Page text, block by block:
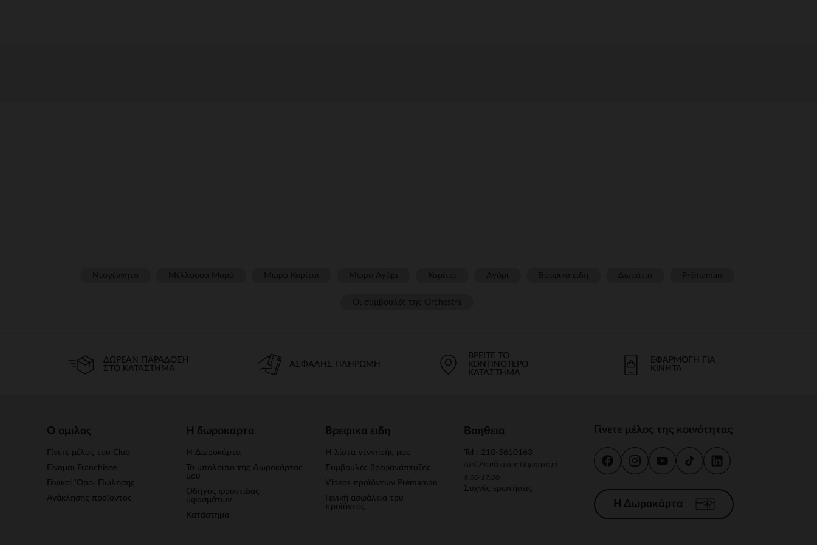
ΔΩΡΕΆΝ ΠΑΡΆΔΟΣΗ
ΣΤΟ ΚΑΤΆΣΤΗΜΑ
ΑΣΦΑΛΉΣ ΠΛΗΡΩΜΉ
ΒΡΕΊΤΕ ΤΟ
ΚΟΝΤΙΝΌΤΕΡΟ
ΚΑΤΆΣΤΗΜΑ
ΕΦΑΡΜΟΓΉ ΓΙΑ
ΚΙΝΗΤΆ
Ο ομιλος
Γίνετε μέλος του Club
Γίνομαι Franchisee
Γενικοί 'Οροι Πώλησης
Ανάκλησης προϊόντος
Η δωροκαρτα
Η Δωροκάρτα
Το υπόλοιπο της Δωροκάρτας
μου
Οδηγός φροντίδας
υφασμάτων
Κατάστημα
Βρεφικα ειδη
Η λίστα γέννησής μου
Συμβουλές βρεφανάπτυξης
Videos προϊόντων Prémaman
Γενική ασφάλεια του
προϊόντος
Βοηθεια
Tel : 210-5610163
Από Δευτέρα έως Παρασκευή
9.00-17.00
Συχνές ερωτήσεις
Γίνετε μέλος της κοινότητας
Η Δωροκάρτα